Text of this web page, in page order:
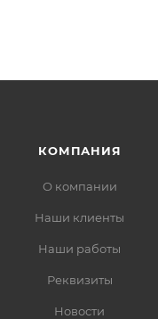
КОМПАНИЯ
О компании
Наши клиенты
Наши работы
Реквизиты
Новости